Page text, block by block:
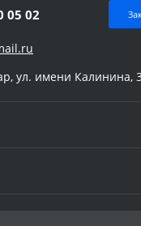
05 02
ул. имени Калинина,